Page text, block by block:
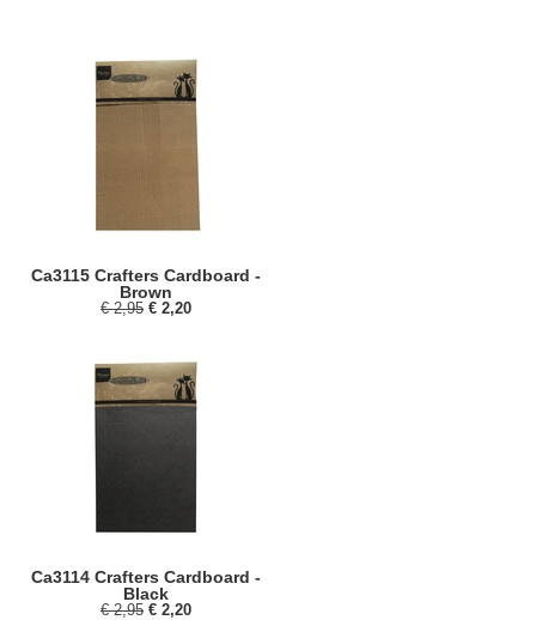
Ca3115 Crafters Cardboard -
Brown
€ 2,95 € 2,20
Ca3114 Crafters Cardboard -
Black
€ 2,95 € 2,20